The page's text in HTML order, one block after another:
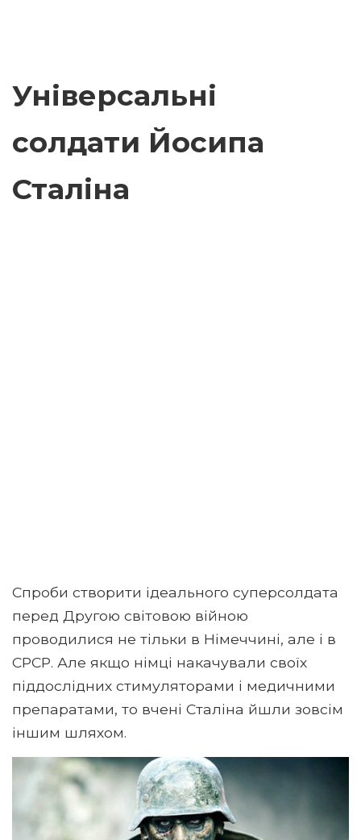
Універсальні
солдати Йосипа
Сталіна
Спроби створити ідеального суперсолдата
перед Другою світовою війною
проводилися не тільки в Німеччині, але і в
СРСР. Але якщо німці накачували своїх
піддослідних стимуляторами і медичними
препаратами, то вчені Сталіна йшли зовсім
іншим шляхом.